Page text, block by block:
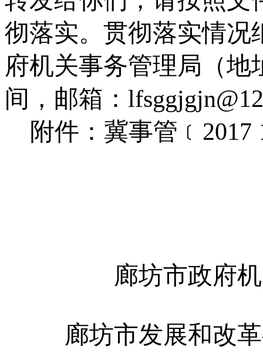
彻落实。贯彻落实情况
府机关事务管理局（地
间，邮箱：
附件：冀事管 ﹝ 2017
廊坊市政府
廊坊市发展和改